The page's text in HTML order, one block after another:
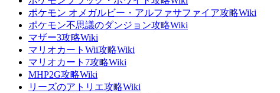
ポケモン オメガルビー・アルファサファイア攻略Wiki
ポケモン不思議のダンジョン攻略Wiki
マザー3攻略Wiki
マリオカートWii攻略Wiki
マリオカート7攻略Wiki
MHP2G攻略Wiki
リーズのアトリエ攻略Wiki